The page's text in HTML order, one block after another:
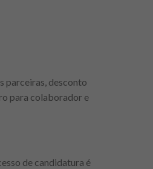
parceiras, desconto
para colaborador e
de candidatura é